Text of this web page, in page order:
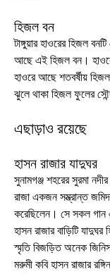
হিজল বন
টাঙ্গুয়ার হাওরের হিজল
আছে এই হিজল বন।
হাওরে আছে শতবর্ষীয়
ঝুলে থাকা হিজল ফুলের
এছাড়াও রয়েছে
হাসন রাজার যাদুঘর
সুনামগঞ্জ শহরের সুরমা
রাজা একজন সম্ভ্রান্ত
করেছিলেন। সে সকল গান
হাসন রাজার বাড়িটি
স্মৃতি বিজড়িত অনেক
মরুমী কবি হাসন রাজার